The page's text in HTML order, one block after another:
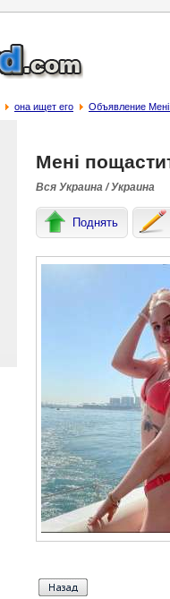
она ищет его Объявление
Мені
Вся Украина / Украина
Поднять